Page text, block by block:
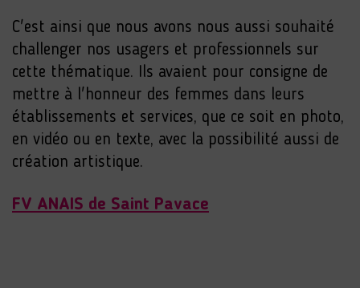
C'est ainsi que nous avons nous aussi souhaité
challenger nos usagers et professionnels sur
cette thématique. Ils avaient pour consigne de
mettre à l'honneur des femmes dans leurs
établissements et services, que ce soit en photo,
en vidéo ou en texte, avec la possibilité aussi de
création artistique.
FV ANAIS de Saint Pavace